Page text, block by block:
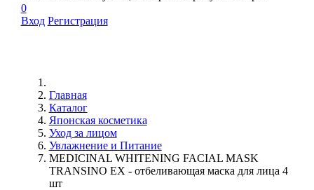
0
Вход Регистрация
Главная
Каталог
Японская косметика
Уход за лицом
Увлажнение и Питание
MEDICINAL WHITENING FACIAL MASK
TRANSINO EX - отбеливающая маска для лица 4
шт